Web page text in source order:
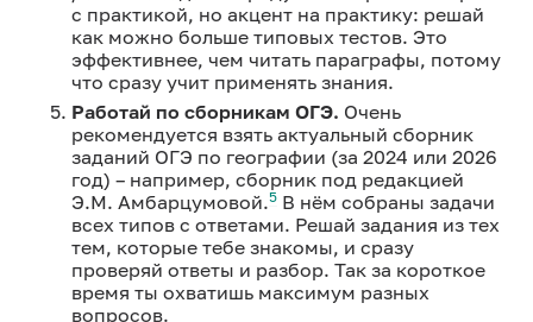
с практикой, но акцент на практику: решай
как можно больше типовых тестов. Это
эффективнее, чем читать параграфы, потому
что сразу учит применять знания.
Работай по сборникам ОГЭ. Очень
рекомендуется взять актуальный сборник
заданий ОГЭ по географии (за 2024 или 2026
год) – например, сборник под редакцией
Э.М. Амбарцумовой.5 В нём собраны задачи
всех типов с ответами. Решай задания из тех
тем, которые тебе знакомы, и сразу
проверяй ответы и разбор. Так за короткое
время ты охватишь максимум разных
вопросов.